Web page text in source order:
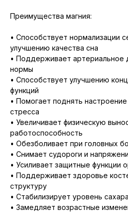
Преимущества магния:
• Способствует нормализации
улучшению качества сна
• Поддерживает артериальное
нормы
• Способствует улучшению
функций
• Помогает поднять
стресса
• Увеличивает физическую
работоспособность
• Обезболивает при головных
• Снимает судороги и
• Усиливает защитные функции
• Поддерживает здоровье
структуру
• Стабилизирует уровень
• Замедляет возрастные